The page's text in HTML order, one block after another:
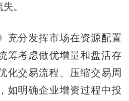
。
分发挥市场在资源配置
筹考虑做优增量和盘活存
化交易流程、压缩交易周
如明确企业增资过程中投